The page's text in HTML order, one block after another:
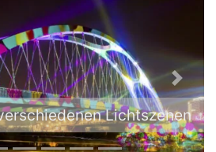
Lichtszenen
N
e
x
t